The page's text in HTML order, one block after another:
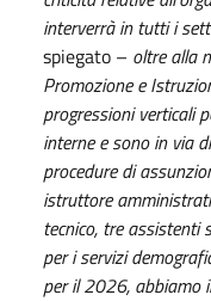
interverrà in tutti i
spiegato – oltre alla
Promozione e
progressioni verticali
interne e sono in via
procedure di
istruttore
tecnico, tre assistenti
per i servizi
per il 2026, abbiamo